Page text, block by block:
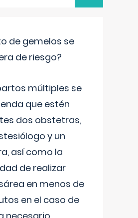
de gemelos se
de riesgo?
múltiples se
que estén
dos obstetras,
y un
así como la
de realizar
en menos de
en el caso de